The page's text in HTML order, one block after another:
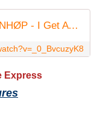
Stephane Grappelli, Joe Pass, & NHØP - I Get A Kick Out Of You (live)